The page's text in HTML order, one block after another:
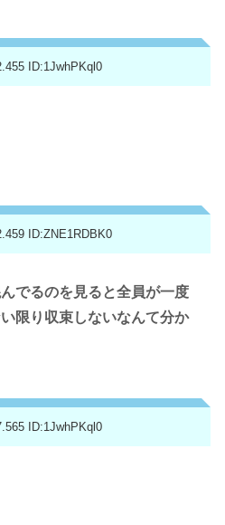
ID:1JwhPKql0
ID:ZNE1RDBK0
でるのを見ると全員が一度
限り収束しないなんて分か
ID:1JwhPKql0